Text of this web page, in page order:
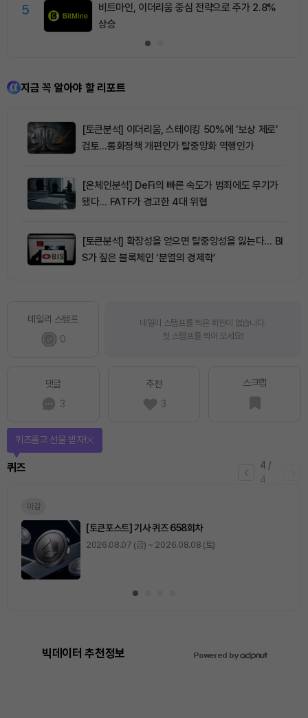
5
비트마인, 이더리움 중심 전략으로 주가 2.8%
상승
지금 꼭 알아야 할 리포트
[토큰분석] 이더리움, 스테이킹 50%에 ‘보상 제로’
검토…통화정책 개편인가 탈중앙화 역행인가
[온체인분석] DeFi의 빠른 속도가 범죄에도 무기가
됐다… FATF가 경고한 4대 위협
[토큰분석] 확장성을 얻으면 탈중앙성을 잃는다… BI
S가 짚은 블록체인 ‘분열의 경제학’
데일리 스탬프
0
데일리 스탬프를 찍은 회원이 없습니다.
첫 스탬프를 찍어 보세요!
댓글
3
추천
3
스크랩
4 /
4
퀴즈
퀴즈풀고 선물 받자!
마감
[토큰포스트] 기사 퀴즈 658회차
2026.08.07 (금) ~ 2026.08.08 (토)
빅데이터 추천정보